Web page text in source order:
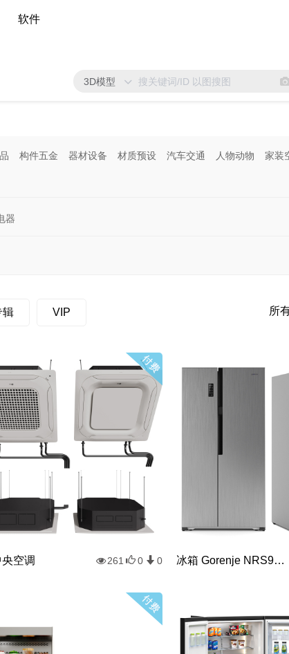
软件
3D模型
构件五金 器材设备 材质预设 汽车交通 人物动物 家装
器
辑 VIP 所
空调 261 0 0 冰箱 Gorenje NRS9181MX